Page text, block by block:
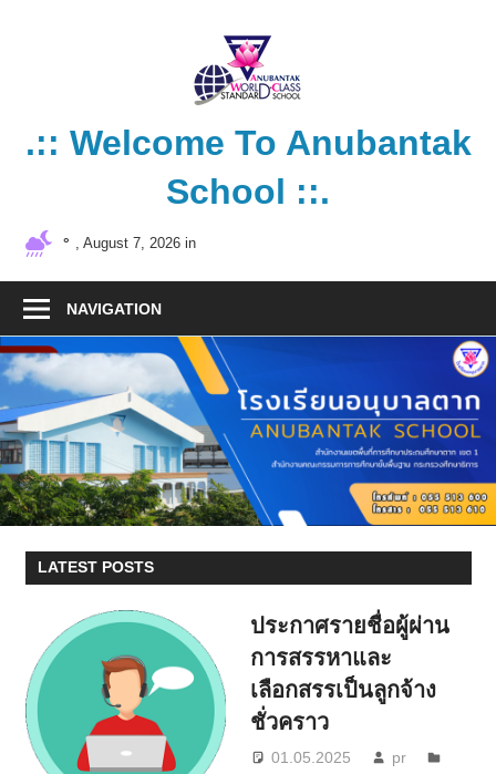
.:: Welcome To Anubantak
School ::.
โรงเรียน
สากล
° , August 7, 2026 in
NAVIGATION
LATEST POSTS
ประกาศรายชื่อผู้ผ่าน
การสรรหาและ
เลือกสรรเป็นลูกจ้าง
ชั่วคราว
01.05.2025
pr